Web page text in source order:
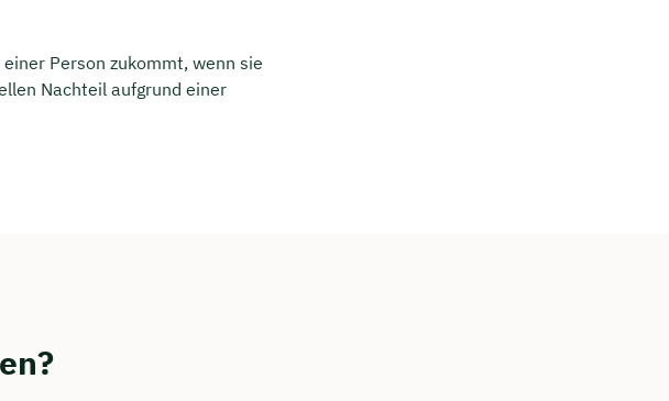
einer Person zukommt, wenn sie
Nachteil aufgrund einer